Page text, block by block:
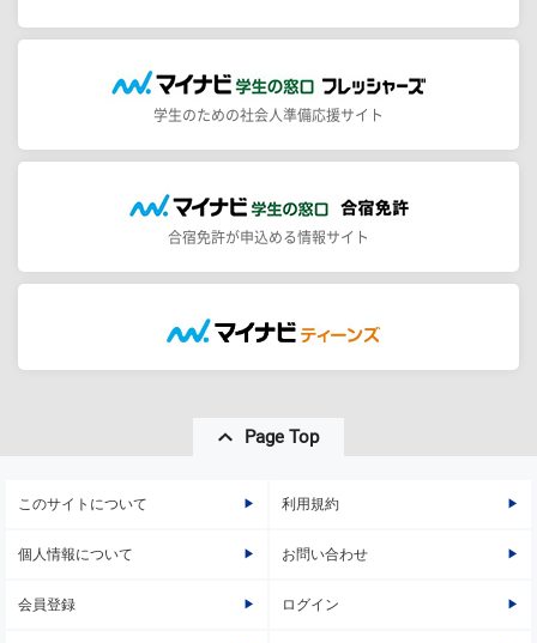
学生のための社会人準備応援サイト
合宿免許が申込める情報サイト
Page Top
このサイトについて 利用規約
個人情報について お問い合わせ
会員登録 ログイン